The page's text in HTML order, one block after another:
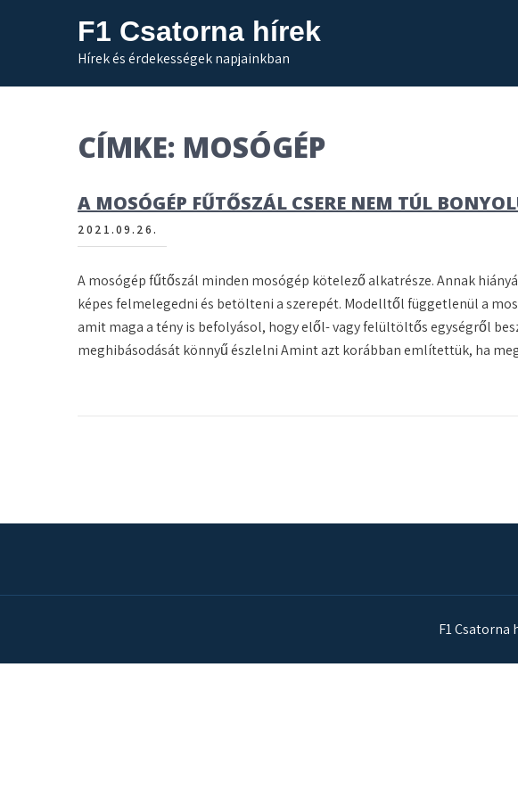
F1 Csatorna hírek
Hírek és érdekességek napjainkban
CÍMKE: MOSÓGÉP
A MOSÓGÉP FŰTŐSZÁL CSERE NEM TÚL
2021.09.26.
A mosógép fűtőszál minden mosógép kötelező alkatrésze. Annak
képes felmelegedni és betölteni a szerepét. Modelltől függetlenül a
amit maga a tény is befolyásol, hogy elől- vagy felültöltős egységről
meghibásodását könnyű észlelni Amint azt korábban említettük, ha
F1 Csatorna